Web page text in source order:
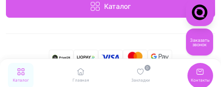
Каталог Главная Закладки
0
Контакты
Каталог
MebelStar © 2026
Заказать
звонок